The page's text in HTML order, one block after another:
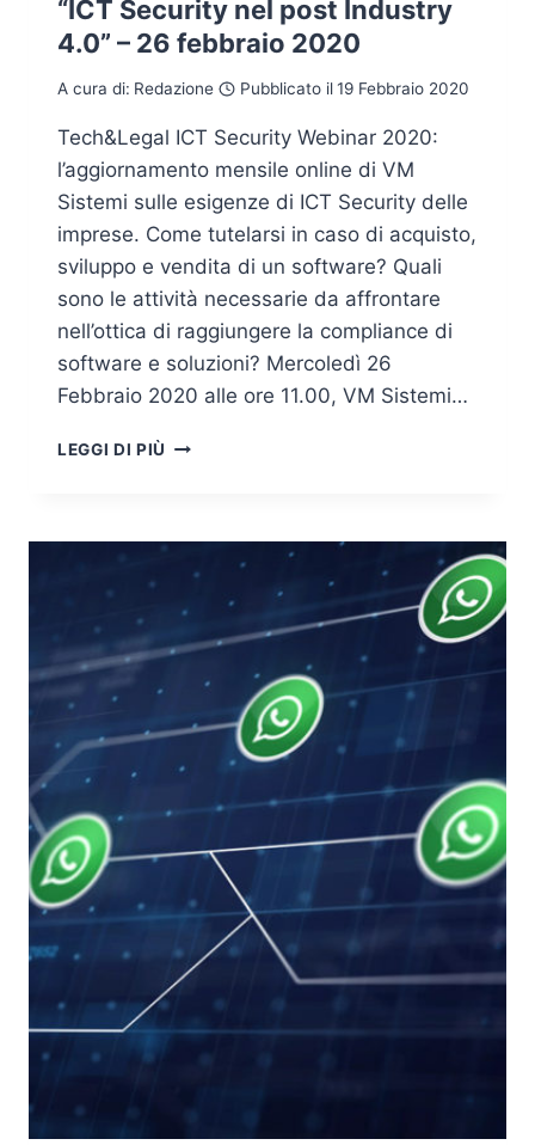
“ICT Security nel post Industry
4.0” – 26 febbraio 2020
A cura di: Redazione Pubblicato il19 Febbraio 2020
Tech&Legal ICT Security Webinar 2020:
l’aggiornamento mensile online di VM
Sistemi sulle esigenze di ICT Security delle
imprese. Come tutelarsi in caso di acquisto,
sviluppo e vendita di un software? Quali
sono le attività necessarie da affrontare
nell’ottica di raggiungere la compliance di
software e soluzioni? Mercoledì 26
Febbraio 2020 alle ore 11.00, VM Sistemi…
LEGGI DI PIÙ INVITO
SISTEMI
“ICT
NEL
POST
INDUSTRY
FEBBRAIO